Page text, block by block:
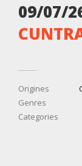
09/07/
Origines
Genres
Categories